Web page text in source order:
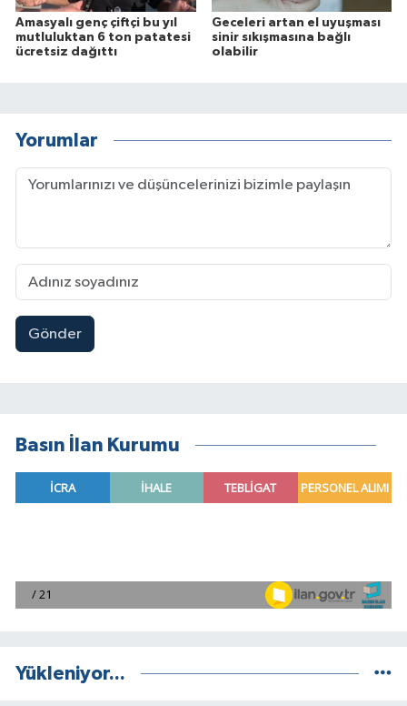
Amasyalı genç çiftçi bu yıl
mutluluktan 6 ton patatesi
ücretsiz dağıttı
Geceleri artan el uyuşması
sinir sıkışmasına bağlı
olabilir
Yorumlar
Gönder
Basın İlan Kurumu
Yükleniyor...